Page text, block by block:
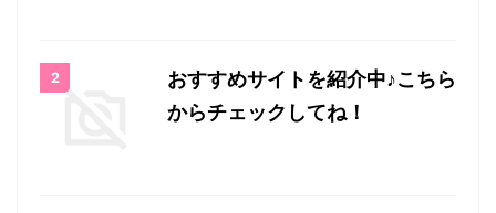
おすすめサイトを紹介中♪こちら
からチェックしてね！